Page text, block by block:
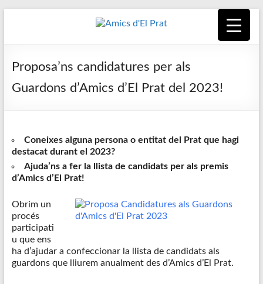
d'El
Prat
nascuda amb
la finalitat de
pratencs
Proposa’ns candidatures per als
Guardons d’Amics d’El Prat del 2023!
Coneixes alguna persona o entitat del Prat que hagi
destacat durant el 2023?
Ajuda’ns a fer la llista de candidats per als premis
d’Amics d’El Prat!
Obrim un
procés
participati
u que ens
ha d’ajudar a confeccionar la llista de candidats als
guardons que lliurem anualment des d’Amics d’El Prat.